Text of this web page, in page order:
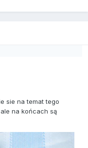
sie na temat tego
na końcach są